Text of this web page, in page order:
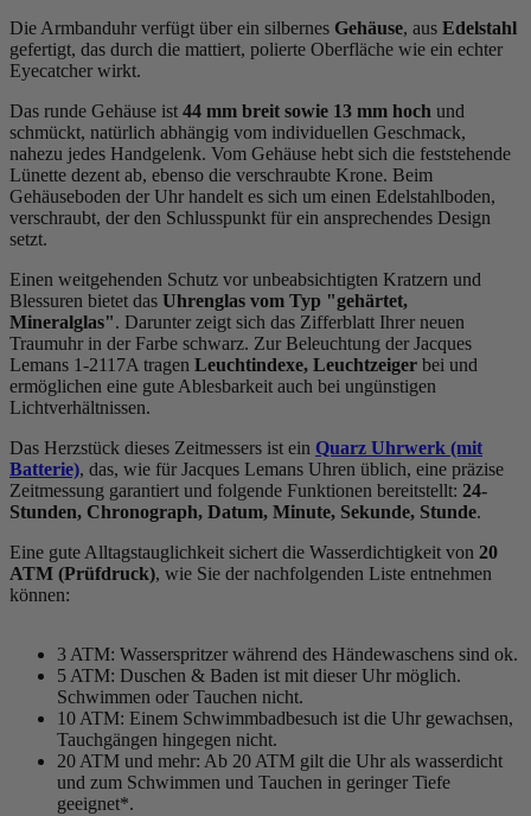
Die Armbanduhr verfügt über ein silbernes Gehäuse, aus Edelstahl
gefertigt, das durch die mattiert, polierte Oberfläche wie ein echter
Eyecatcher wirkt.
Das runde Gehäuse ist 44 mm breit sowie 13 mm hoch und
schmückt, natürlich abhängig vom individuellen Geschmack,
nahezu jedes Handgelenk. Vom Gehäuse hebt sich die feststehende
Lünette dezent ab, ebenso die verschraubte Krone. Beim
Gehäuseboden der Uhr handelt es sich um einen Edelstahlboden,
verschraubt, der den Schlusspunkt für ein ansprechendes Design
setzt.
Einen weitgehenden Schutz vor unbeabsichtigten Kratzern und
Blessuren bietet das Uhrenglas vom Typ "gehärtet,
Mineralglas". Darunter zeigt sich das Zifferblatt Ihrer neuen
Traumuhr in der Farbe schwarz. Zur Beleuchtung der Jacques
Lemans 1-2117A tragen Leuchtindexe, Leuchtzeiger bei und
ermöglichen eine gute Ablesbarkeit auch bei ungünstigen
Lichtverhältnissen.
Das Herzstück dieses Zeitmessers ist ein Quarz Uhrwerk (mit
Batterie), das, wie für Jacques Lemans Uhren üblich, eine präzise
Zeitmessung garantiert und folgende Funktionen bereitstellt: 24-
Stunden, Chronograph, Datum, Minute, Sekunde, Stunde.
Eine gute Alltagstauglichkeit sichert die Wasserdichtigkeit von 20
ATM (Prüfdruck), wie Sie der nachfolgenden Liste entnehmen
können:
3 ATM: Wasserspritzer während des Händewaschens sind ok.
5 ATM: Duschen & Baden ist mit dieser Uhr möglich.
Schwimmen oder Tauchen nicht.
10 ATM: Einem Schwimmbadbesuch ist die Uhr gewachsen,
Tauchgängen hingegen nicht.
20 ATM und mehr: Ab 20 ATM gilt die Uhr als wasserdicht
und zum Schwimmen und Tauchen in geringer Tiefe
geeignet*.